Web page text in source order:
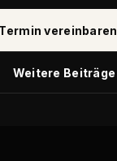
Termin vereinbaren
Weitere Beiträge